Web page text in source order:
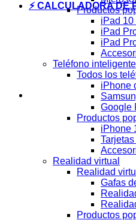
⚡ CALCULADORA DE
Productos
iPad 10
iPad
iPad
Teléfono inteligente
Todos los
iPhone
Google
Productos
iPhone
Tarjetas
Realidad virtual
Realidad
Gafas
Productos